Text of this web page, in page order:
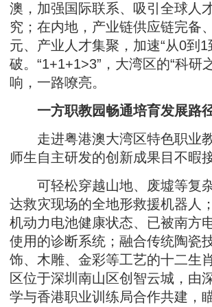
澳，加强国际联系、吸引全球人
究；在内地，产业链供应链完备
元、产业人才集聚，加速“从0到1
破。“1+1+1>3”，大湾区的“科研
响，一路嘹亮。
一方职教园畅通培育发展路
走进粤港澳大湾区特色职业
师生自主研发的创新成果目不暇
可轻松穿越山地、废墟等复
达救灾现场的全地形救援机器人
机动力电池健康状态、已被南方
使用的诊断系统；融合传统陶瓷
饰、木雕、金彩等工艺的十二
区位于深圳南山区创智云城，由
学与香港职业训练局合作共建，